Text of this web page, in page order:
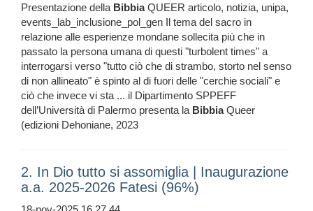
Presentazione della BibbiaQUEER articolo, notizia, unipa,
events_lab_inclusione_pol_gen Il tema del sacro in
relazione alle esperienze mondane sollecita più che in
passato la persona umana di questi "turbolent times" a
interrogarsi verso "tutto ciò che di strambo, storto nel senso
di non allineato" è spinto al di fuori delle "cerchie sociali" e
ciò che invece vi sta ... il Dipartimento SPPEFF
dell’Università di Palermo presenta la BibbiaQueer
(edizioni Dehoniane, 2023
2. In Dio tutto si assomiglia | Inaugurazione
a.a. 2025-2026 Fatesi (96%)